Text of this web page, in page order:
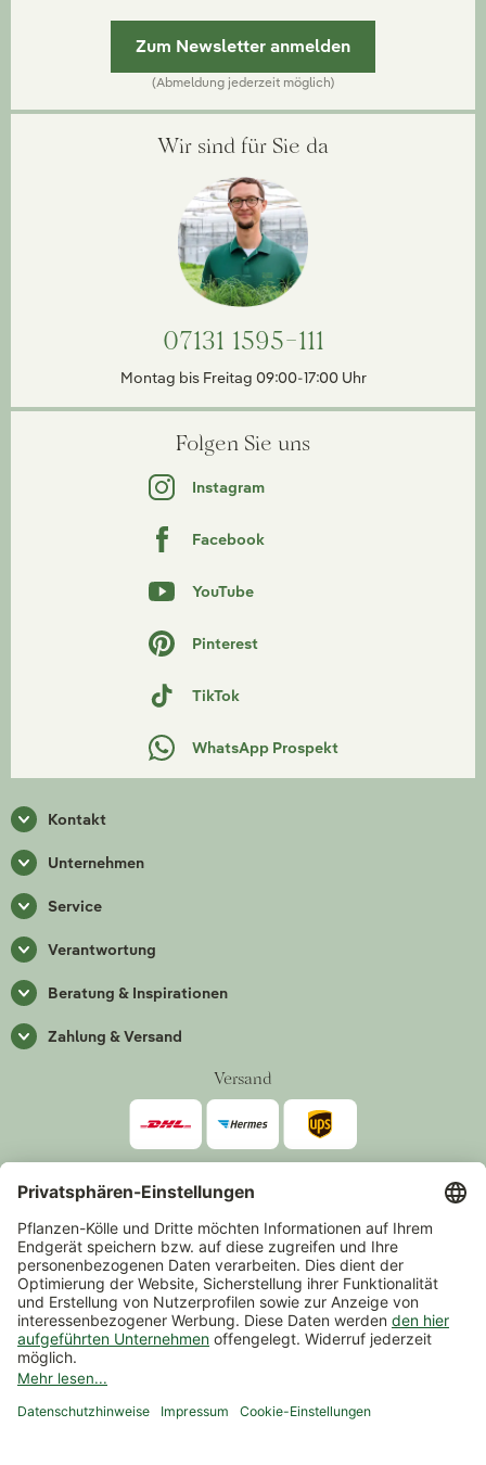
Zum Newsletter anmelden
(Abmeldung jederzeit möglich)
Wir sind für Sie da
07131 1595-111
Montag bis Freitag 09:00-17:00 Uhr
Folgen Sie uns
Instagram
Facebook
YouTube
Pinterest
TikTok
WhatsApp Prospekt
Kontakt
Unternehmen
Service
Verantwortung
Beratung & Inspirationen
Zahlung & Versand
Versand
*Alle Preise inkl. gesetzlicher Mehrwertsteuer zzgl.Versand
Mindestbestellwert 14,90 €, ausgenommen sind Gutscheine und
Events.